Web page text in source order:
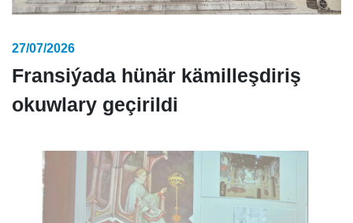
27/07/2026
Fransiýada hünär kämilleşdiriş
okuwlary geçirildi